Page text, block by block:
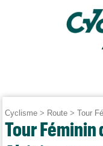
Cyclisme > Route >Tour
Tour